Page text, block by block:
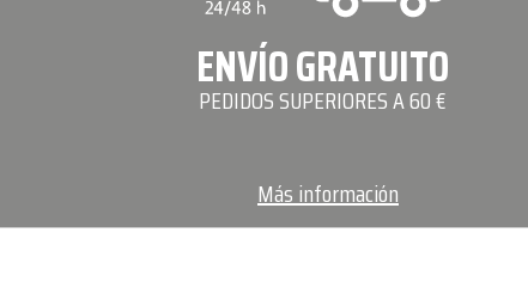
ENVÍO GRATUITO
PEDIDOS SUPERIORES A 60 €
Más información